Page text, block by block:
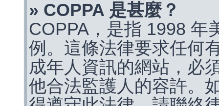
» COPPA 是甚麼？
COPPA，是指 1998 年
例。這條法律要求任何
成年人資訊的網站，必
他合法監護人的容許。